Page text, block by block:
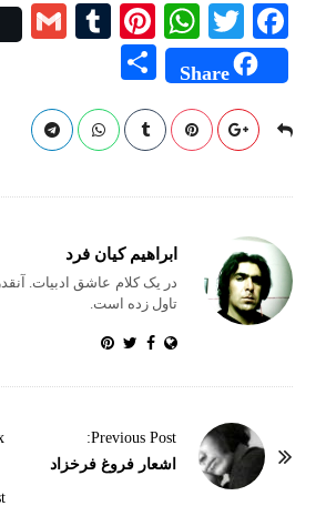
Fa
ce
bo
ok
T
wi
tte
r
W
ha
ts
A
pp
Pi
es
T
bl
G
Share
re
ابراهیم کیان فرد
در یک کلام عاشق ادبیات.
تاول زده است.
Previous Post:
اشعار فروغ فرخزاد